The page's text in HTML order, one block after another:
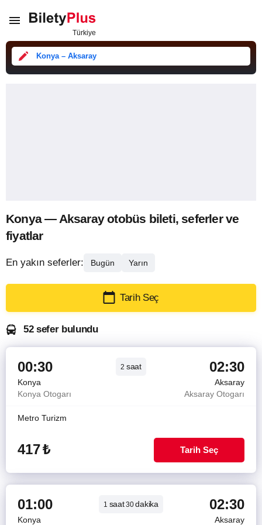
Konya – Aksaray
Konya — Aksaray otobüs bileti, seferler ve
fiyatlar
En yakın seferler: Bugün Yarın
Tarih Seç
52 sefer bulundu
00:30 2 saat 02:30
Konya
Aksaray
Konya Otogarı
Aksaray Otogarı
Metro Turizm
417₺ Tarih Seç
01:00 1 saat30dakika 02:30
Konya
Aksaray